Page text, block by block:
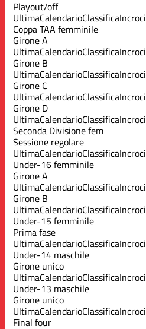
Playout/off
UltimaCalendarioClassificaIncroci
Coppa TAA femminile
Girone A
UltimaCalendarioClassificaIncroci
Girone B
UltimaCalendarioClassificaIncroci
Girone C
UltimaCalendarioClassificaIncroci
Girone D
UltimaCalendarioClassificaIncroci
Seconda Divisione fem
Sessione regolare
UltimaCalendarioClassificaIncroci
Under-16 femminile
Girone A
UltimaCalendarioClassificaIncroci
Girone B
UltimaCalendarioClassificaIncroci
Under-15 femminile
Prima fase
UltimaCalendarioClassificaIncroci
Under-14 maschile
Girone unico
UltimaCalendarioClassificaIncroci
Under-13 maschile
Girone unico
UltimaCalendarioClassificaIncroci
Final four